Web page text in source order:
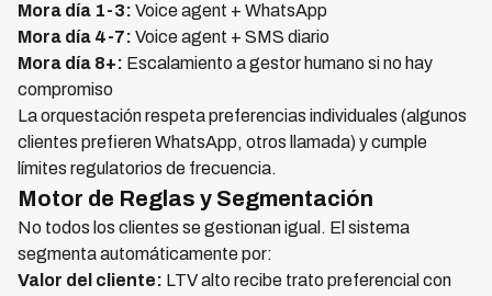
Mora día 1-3: Voice agent + WhatsApp
Mora día 4-7: Voice agent + SMS diario
Mora día 8+: Escalamiento a gestor humano si no hay
compromiso
La orquestación respeta preferencias individuales (algunos
clientes prefieren WhatsApp, otros llamada) y cumple
límites regulatorios de frecuencia.
Motor de Reglas y Segmentación
No todos los clientes se gestionan igual. El sistema
segmenta automáticamente por:
Valor del cliente: LTV alto recibe trato preferencial con